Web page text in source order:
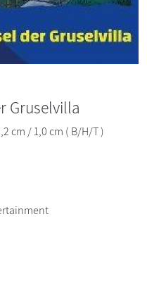
Gruselvilla
cm / 1,0 cm ( B/H/T )